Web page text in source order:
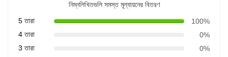
নিম্নলিখিতগুলি সমস্ত মূল্যায়নের বিতরণ
5 তারা
100%
4 তারা
0%
3 তারা
0%